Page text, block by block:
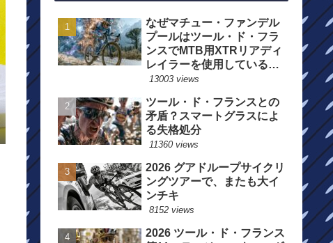
なぜマチュー・ファンデル
プールはツール・ド・フラ
ンスでMTB用XTRリアディ
レイラーを使用しているの
か？
13003 views
ツール・ド・フランスとの
矛盾？スマートグラスによ
る失格処分
11360 views
2026 グアドループサイクリ
ングツアーで、またも大イ
ンチキ
8152 views
2026 ツール・ド・フランス